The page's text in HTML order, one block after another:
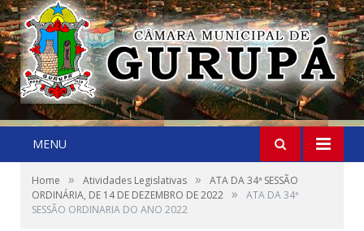
MENU
Home » Atividades Legislativas »
ATA DA 34ª SESSÃO
ORDINÁRIA, DE 14 DE DEZEMBRO DE 2022 »
ATA DA 34ª
SESSÃO ORDINARIA DO ANO 2022